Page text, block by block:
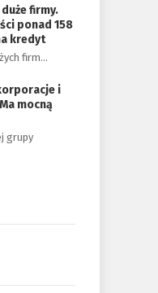
firmy.
ponad 158
kredyt
firm…
i
mocną
grupy